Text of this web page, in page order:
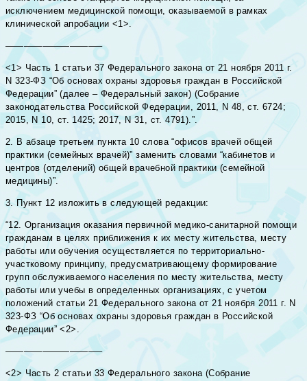
исключением медицинской помощи, оказываемой в рамках
клинической апробации <1>.
——————————–
<1> Часть 1 статьи 37 Федерального закона от 21 ноября 2011 г.
N 323-ФЗ “Об основах охраны здоровья граждан в Российской
Федерации” (далее – Федеральный закон) (Собрание
законодательства Российской Федерации, 2011, N 48, ст. 6724;
2015, N 10, ст. 1425; 2017, N 31, ст. 4791).”.
2. В абзаце третьем пункта 10 слова “офисов врачей общей
практики (семейных врачей)” заменить словами “кабинетов и
центров (отделений) общей врачебной практики (семейной
медицины)”.
3. Пункт 12 изложить в следующей редакции:
“12. Организация оказания первичной медико-санитарной помощи
гражданам в целях приближения к их месту жительства, месту
работы или обучения осуществляется по территориально-
участковому принципу, предусматривающему формирование
групп обслуживаемого населения по месту жительства, месту
работы или учебы в определенных организациях, с учетом
положений статьи 21 Федерального закона от 21 ноября 2011 г. N
323-ФЗ “Об основах охраны здоровья граждан в Российской
Федерации” <2>.
——————————–
<2> Часть 2 статьи 33 Федерального закона (Собрание